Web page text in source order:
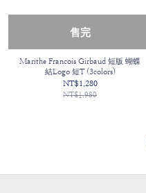
售完
Marithe Francois Girbaud 短版 蝴蝶
結Logo 短T (3colors)
NT$1,280
NT$1,980